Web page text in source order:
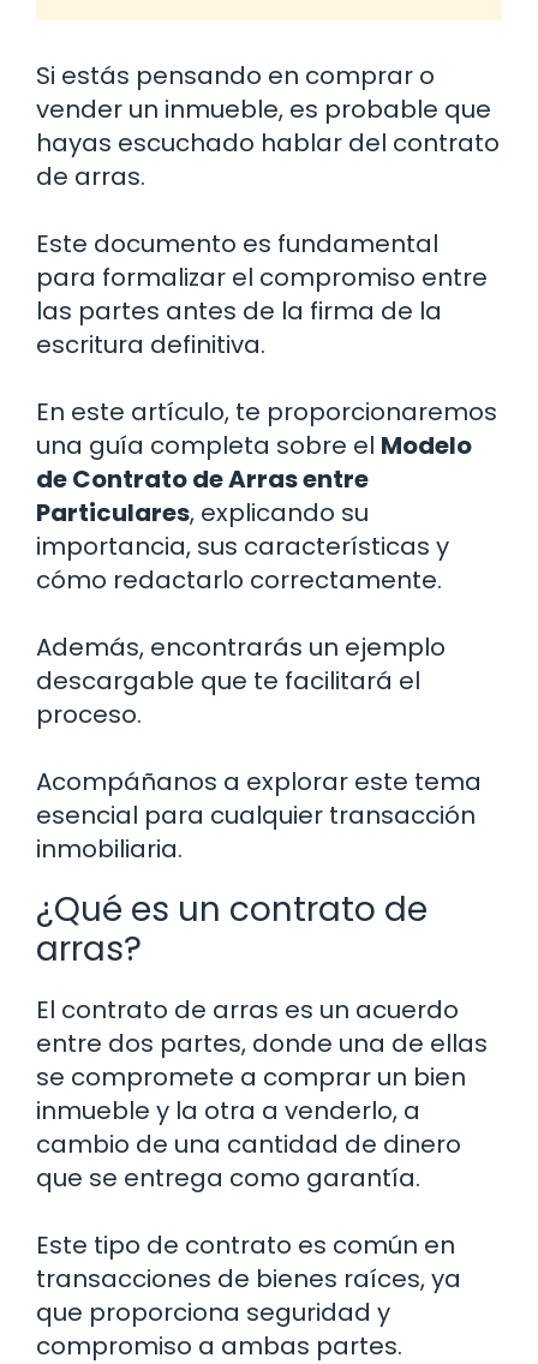
Si estás pensando en comprar o
vender un inmueble, es probable que
hayas escuchado hablar del contrato
de arras.
Este documento es fundamental
para formalizar el compromiso entre
las partes antes de la firma de la
escritura definitiva.
En este artículo, te proporcionaremos
una guía completa sobre el Modelo
de Contrato de Arras entre
Particulares, explicando su
importancia, sus características y
cómo redactarlo correctamente.
Además, encontrarás un ejemplo
descargable que te facilitará el
proceso.
Acompáñanos a explorar este tema
esencial para cualquier transacción
inmobiliaria.
¿Qué es un contrato de
arras?
El contrato de arras es un acuerdo
entre dos partes, donde una de ellas
se compromete a comprar un bien
inmueble y la otra a venderlo, a
cambio de una cantidad de dinero
que se entrega como garantía.
Este tipo de contrato es común en
transacciones de bienes raíces, ya
que proporciona seguridad y
compromiso a ambas partes.